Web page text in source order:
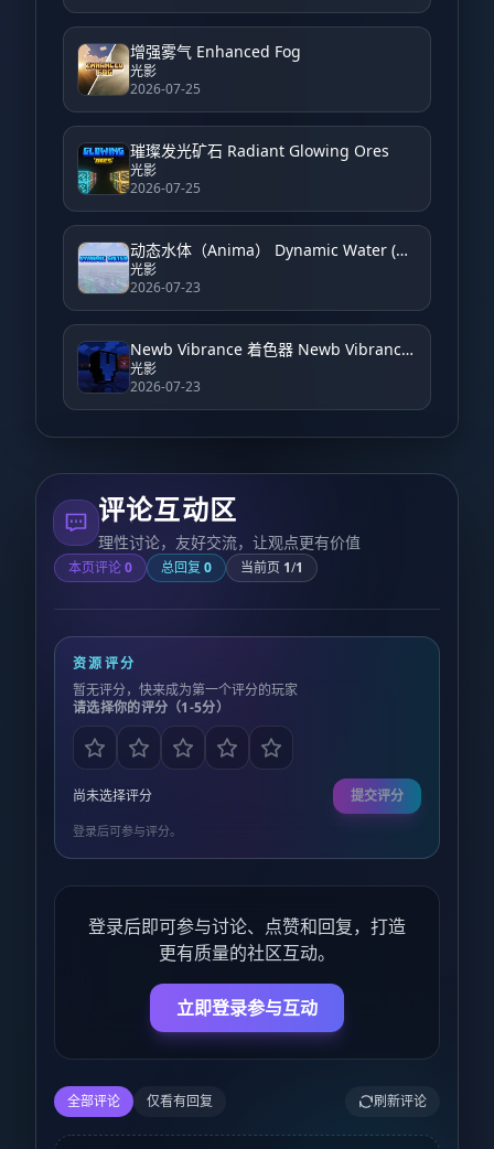
增强雾气 Enhanced Fog
光影
2026-07-25
璀璨发光矿石 Radiant Glowing Ores
光影
2026-07-25
动态水体（Anima） Dynamic Water (Anima)
光影
2026-07-23
Newb Vibrance 着色器 Newb Vibrance Shader
光影
2026-07-23
评论互动区
理性讨论，友好交流，让观点更有价值
本页评论0 总回复 0 当前页 1/1
资源评分
暂无评分，快来成为第一个评分的玩家
请选择你的评分（1-5分）
尚未选择评分 提交评分
登录后可参与评分。
登录后即可参与讨论、点赞和回复，打造
更有质量的社区互动。
立即登录参与互动
全部评论 仅看有回复 刷新评论